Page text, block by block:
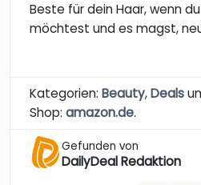
Beste für dein Haar, wenn
möchtest und es magst,
Kategorien: Beauty,Deals
Shop: amazon.de.
Gefunden von
DailyDeal Redaktion